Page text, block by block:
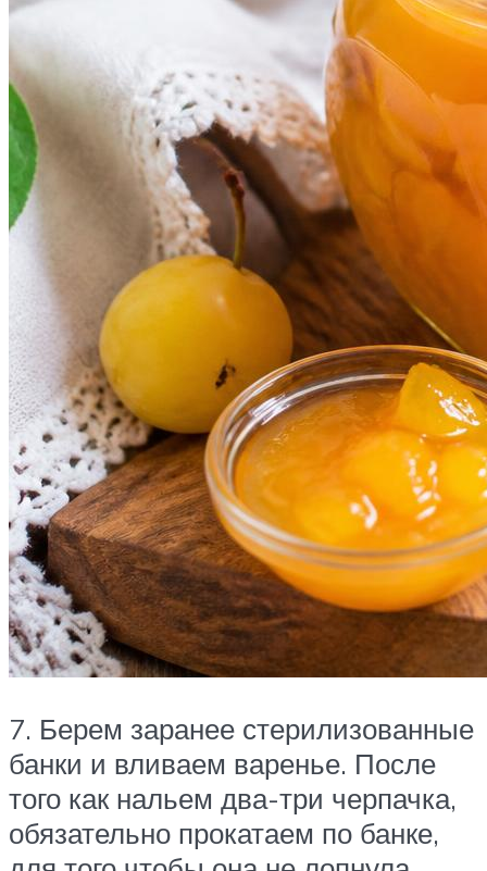
7. Берем заранее стерилизованные
банки и вливаем варенье. После
того как нальем два-три черпачка,
обязательно прокатаем по банке,